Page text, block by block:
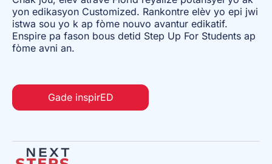
yon edikasyon Customized. Rankontre elèv yo epi jwi
istwa sou yo k ap fòme nouvo avantur edikatif.
Enspire pa fason bous detid Step Up For Students ap
fòme avni an.
Gade inspirED